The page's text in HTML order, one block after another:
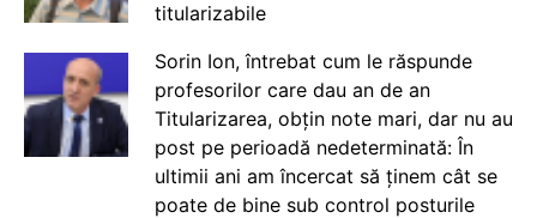
titularizabile
Sorin Ion, întrebat cum le răspunde
profesorilor care dau an de an
Titularizarea, obțin note mari, dar nu au
post pe perioadă nedeterminată: În
ultimii ani am încercat să ținem cât se
poate de bine sub control posturile